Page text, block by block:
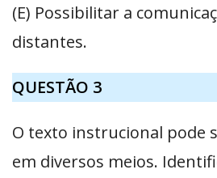
(E) Possibilitar a
distantes.
QUESTÃO 3
O texto instrucional pode
em diversos meios.